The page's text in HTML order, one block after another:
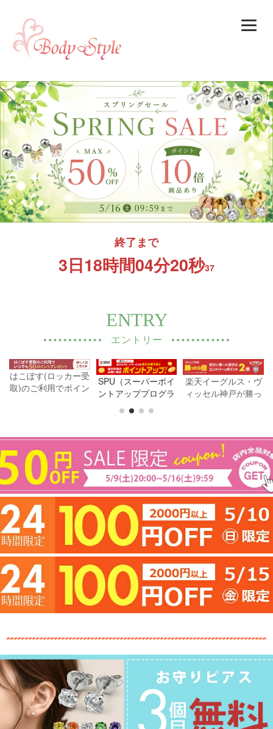
終了まで
3日18時間04分19秒10
ENTRY
エントリー
はこぽす(ロッカー受
取)のご利用でポイン
SPU（スーパーポイ
ントアッププログラ
利用でポイント最大
楽天イーグルス・ヴ
ィッセル神戸が勝っ